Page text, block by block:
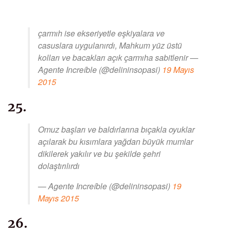
çarmıh ise ekseriyetle eşkiyalara ve
casuslara uygulanırdı, Mahkum yüz üstü
kolları ve bacakları açık çarmıha sabitlenir —
Agente Increíble (@delininsopasi) 19 Mayıs
2015
25.
Omuz başları ve baldırlarına bıçakla oyuklar
açılarak bu kısımlara yağdan büyük mumlar
dikilerek yakılır ve bu şekilde şehri
dolaştırılırdı
— Agente Increíble (@delininsopasi) 19
Mayıs 2015
26.